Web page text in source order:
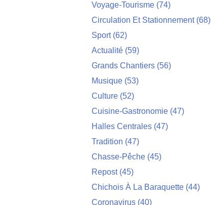
Voyage-Tourisme (74)
Circulation Et Stationnement(68)
Sport(62)
Actualité (59)
Grands Chantiers (56)
Musique (53)
Culture (52)
Cuisine-Gastronomie (47)
Halles Centrales (47)
Tradition (47)
Chasse-Pêche (45)
Repost(45)
Chichois À La Baraquette (44)
Coronavirus (40)